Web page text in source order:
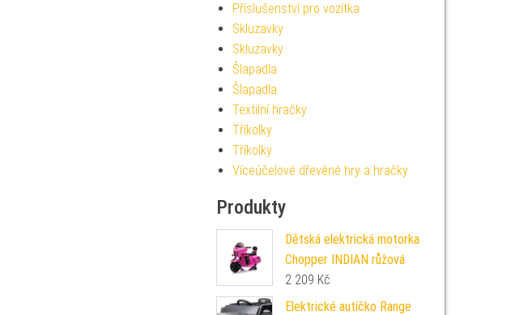
Příslušenství pro vozítka
Skluzavky
Skluzavky
Šlapadla
Šlapadla
Textilní hračky
Tříkolky
Tříkolky
Víceúčelové dřevěné hry a hračky
Produkty
Dětská elektrická motorka
Chopper INDIAN růžová
2 209 Kč
Elektrické autíčko Range